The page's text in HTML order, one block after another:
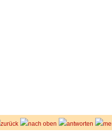
zurück nach oben antworten